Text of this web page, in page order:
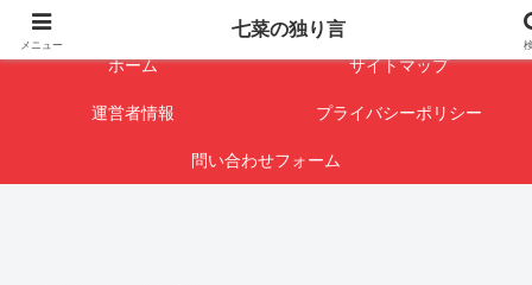
闇を暴けば･･･表になります
ホーム サイトマップ
運営者情報 プライバシーポリシー
問い合わせフォーム
メニュー
七菜の独り言